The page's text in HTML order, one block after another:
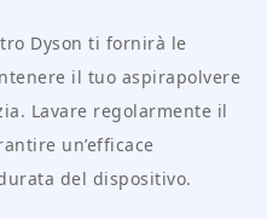
Dyson ti fornirà le
il tuo aspirapolvere
Lavare regolarmente il
un’efficace
del dispositivo.